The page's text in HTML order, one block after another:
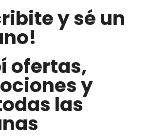
y sé un
ofertas,
y
las